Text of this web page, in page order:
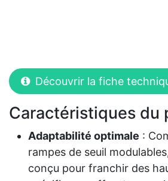
Découvrir la fiche
Caractéristiques du
Adaptabilité optimale :
rampes de seuil
conçu pour franchir des